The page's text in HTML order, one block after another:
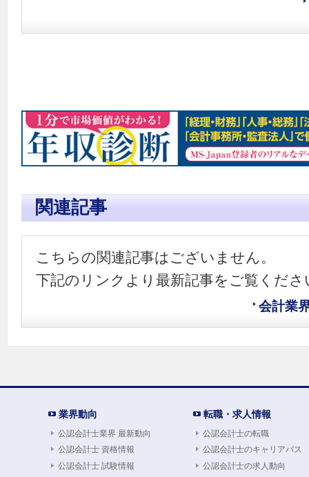
関連記事
こちらの関連記事はございません。
下記のリンクより最新記事をご覧くださ
会計業
業界動向
公認会計士業界 最新動向
公認会計士 資格情報
公認会計士 試験情報
転職・求人情報
公認会計士の転職
公認会計士のキャリアパス
公認会計士の求人動向